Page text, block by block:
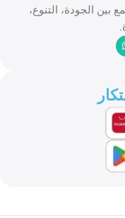
بين الجودة، التنوع،